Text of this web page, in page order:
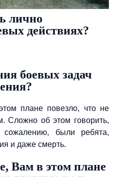
лично
действиях?
боевых задач
плане повезло, что не
Сложно об этом говорить,
были ребята,
и даже смерть.
Вам в этом плане